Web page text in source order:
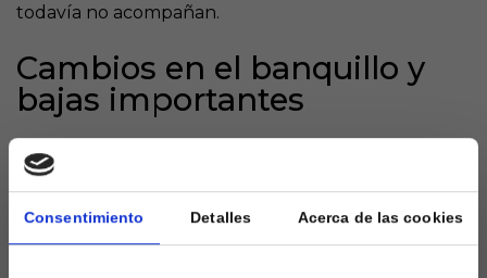
Consentimiento Detalles Acerca de las cookies
todavía no acompañan.
Cambios en el banquillo y
bajas importantes
La Real Sociedad ha tenido que reorganizarse tras la
salida de Imanol y la incorporación de Sergio